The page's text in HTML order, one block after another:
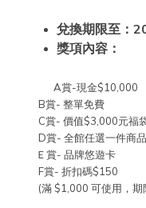
兌換期限至：
獎項內容：
A賞-現金$10,000
B賞- 整單免費
C賞- 價值$3,000元福
D賞- 全館任選一件商品
Ｅ賞- 品牌悠遊卡
F賞- 折扣碼$150
(滿 $1,000 可使用，期